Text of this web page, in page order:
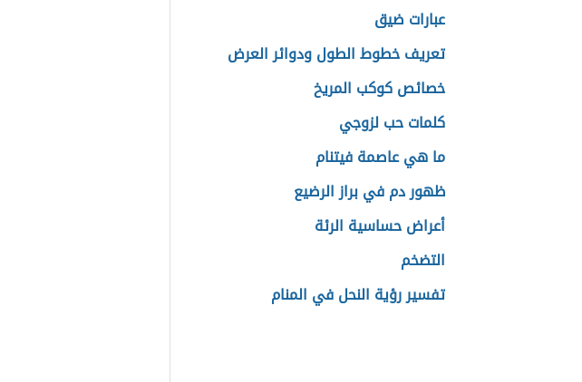
عبارات ضيق
تعريف خطوط الطول ودوائر العرض
خصائص كوكب المريخ
كلمات حب لزوجي
ما هي عاصمة فيتنام
ظهور دم في براز الرضيع
أعراض حساسية الرئة
التضخم
تفسير رؤية النحل في المنام